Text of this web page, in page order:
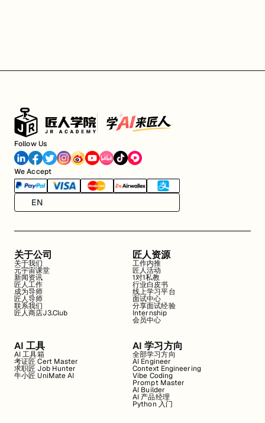
Follow Us
We Accept
EN
关于公司
关于我们
元宇宙课堂
新闻资讯
匠人工作
成为导师
匠人导师
联系我们
匠人商店J3.Club
匠人资源
工作内推
匠人活动
1对1私教
行业白皮书
线上学习平台
面试中心
分享面试经验
Internship
会员中心
AI 工具
AI 工具箱
考证匠 Cert Master
求职匠 Job Hunter
牛小匠 UniMate AI
AI 学习方向
全部学习方向
AI Engineer
Context Engineering
Vibe Coding
Prompt Master
AI Builder
AI 产品经理
Python 入门